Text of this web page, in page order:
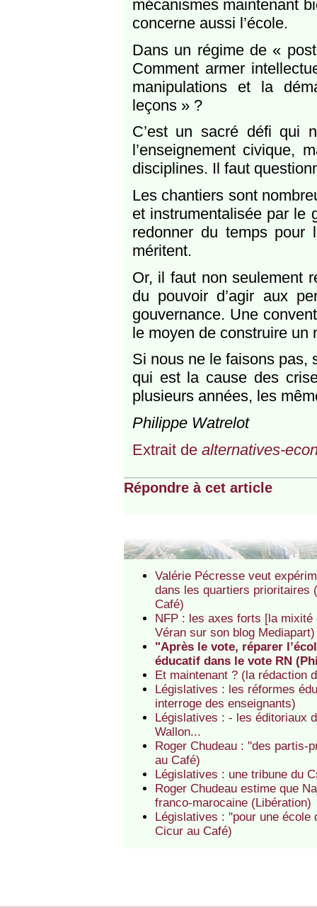
mécanismes maintenant
concerne aussi l’école.
Dans un régime de «
Comment armer
manipulations et la
leçons » ?
C’est un sacré défi qui
l’enseignement civique,
disciplines. Il faut
Les chantiers sont
et instrumentalisée par le
redonner du temps pour
méritent.
Or, il faut non seulement
du pouvoir d’agir aux
gouvernance. Une
le moyen de construire un
Si nous ne le faisons pas,
qui est la cause des
plusieurs années, les
Philippe Watrelot
Extrait de alternatives-
Répondre à cet article
Valérie Pécresse veut
dans les quartiers prioritaires
Café)
NFP : les axes forts [la
Véran sur son blog Mediapart)
"Après le vote, réparer
éducatif dans le vote RN
Et maintenant ? (la rédaction
Législatives : les réformes
interroge des enseignants)
Législatives : - les éditoriaux
Wallon...
Roger Chudeau : "des partis-
au Café)
Législatives : une tribune du
Roger Chudeau estime que
franco-marocaine (Libération)
Législatives : "pour une
Cicur au Café)